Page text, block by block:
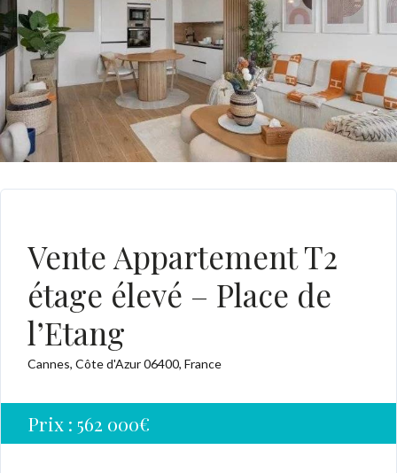
Vente Appartement T2
étage élevé – Place de
l’Etang
Cannes, Côte d'Azur 06400, France
Prix : 562 000€